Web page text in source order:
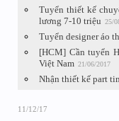
Tuyển thiết kế
lương 7-10 triệu 25/
Tuyển designer áo
[HCM] Cần tuyển
Việt Nam 21/06/2017
Nhận thiết kế part
11/12/17